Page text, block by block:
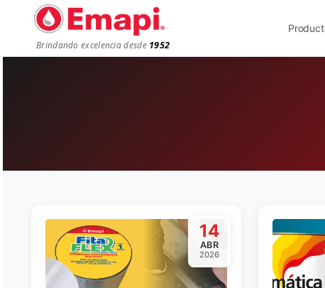
Brindando excelencia desde 1952
14
ABR
2026